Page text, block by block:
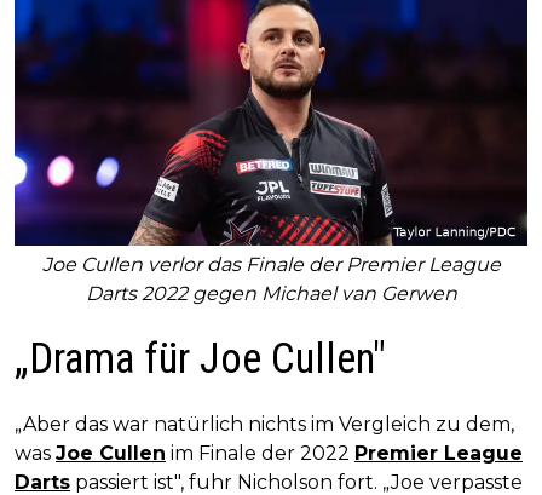
Joe Cullen verlor das Finale der Premier League
Darts 2022 gegen Michael van Gerwen
„Drama für Joe Cullen"
„Aber das war natürlich nichts im Vergleich zu dem,
was Joe Cullen im Finale der 2022 Premier League
Darts passiert ist", fuhr Nicholson fort. „Joe verpasste